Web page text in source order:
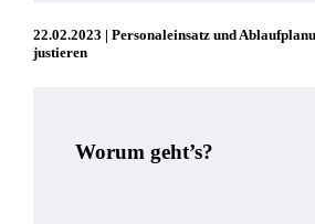
22.02.2023 | Personaleinsatz und
justieren
Worum geht’s?